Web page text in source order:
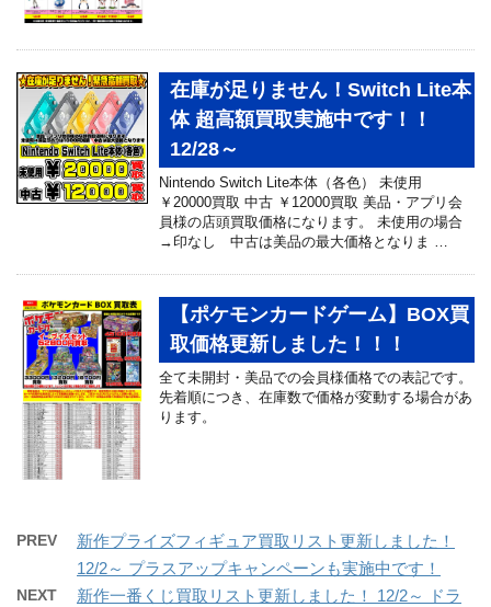
在庫が足りません！Switch Lite本
体 超高額買取実施中です！！
12/28～
Nintendo Switch Lite本体（各色） 未使用
￥20000買取 中古 ￥12000買取 美品・アプリ会
員様の店頭買取価格になります。 未使用の場合
→印なし 中古は美品の最大価格となりま …
【ポケモンカードゲーム】BOX買
取価格更新しました！！！
全て未開封・美品での会員様価格での表記です。
先着順につき、在庫数で価格が変動する場合があ
ります。
PREV
新作プライズフィギュア買取リスト更新しました！
12/2～ プラスアップキャンペーンも実施中です！
NEXT
新作一番くじ買取リスト更新しました！ 12/2～ ドラ